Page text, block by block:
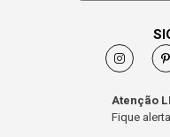
Atenção
Fique